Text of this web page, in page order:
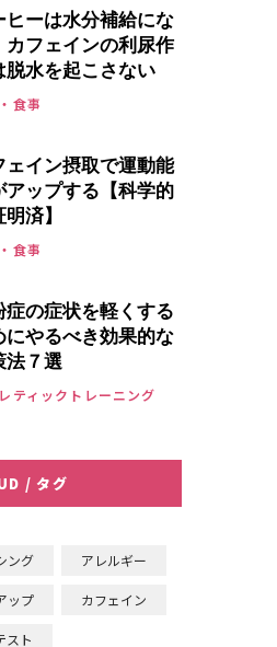
ヒーは水分補給にな
カフェインの利尿作
脱水を起こさない
食事
ェイン摂取で運動能
アップする【科学的
済】
食事
症の症状を軽くする
にやるべき効果的な
法７選
ティックトレーニング
/ タグ
ング アレルギー
ップ カフェイン
スト